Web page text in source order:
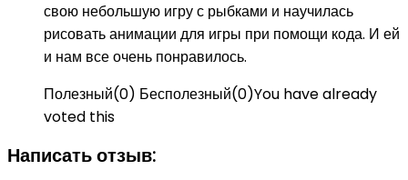
свою небольшую игру с рыбками и научилась
рисовать анимации для игры при помощи кода. И ей
и нам все очень понравилось.
Полезный(0) Бесполезный(0)You have already
voted this
Написать отзыв: